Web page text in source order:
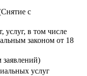
с
услуг, в том числе
законом от 18
заявлений)
услуг